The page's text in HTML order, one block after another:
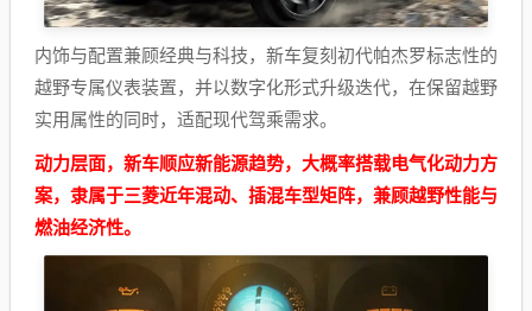
内饰与配置兼顾经典与科技，新车复刻初代帕杰罗标志性的
越野专属仪表装置，并以数字化形式升级迭代，在保留越野
实用属性的同时，适配现代驾乘需求。
动力层面，新车顺应新能源趋势，大概率搭载电气化动力方
案，隶属于三菱近年混动、插混车型矩阵，兼顾越野性能与
燃油经济性。